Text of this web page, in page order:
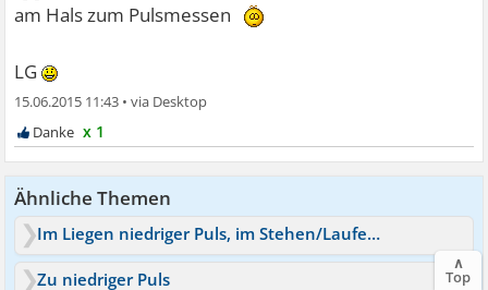
am Hals zum Pulsmessen
LG
15.06.2015 11:43 •
x 1
Ähnliche Themen
Im Liegen niedriger Puls, im Stehen/Laufen hoher Puls
Zu niedriger Puls
∧
Top